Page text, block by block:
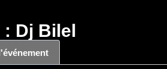
Dj Bilel